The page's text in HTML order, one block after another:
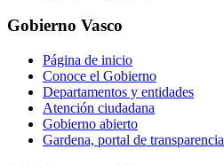
Gobierno Vasco
Página de inicio
Conoce el Gobierno
Departamentos y entidades
Atención ciudadana
Gobierno abierto
Gardena, portal de transparencia